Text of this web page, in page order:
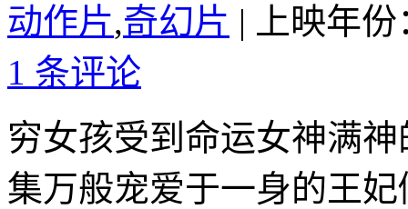
动作片,奇幻片 |
上映年
1 条评论
穷女孩受到命运女神满
集万般宠爱于一身的王